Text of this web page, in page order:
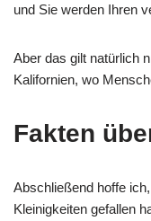
und Sie werden Ihren
Aber das gilt natürlich
Kalifornien, wo
Fakten
Abschließend hoffe
Kleinigkeiten gefallen